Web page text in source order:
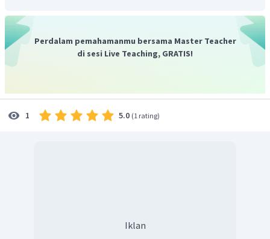
sehingga namanya menjadi metoksi dan akil yang lain
merupakan rantai induk karena memiliki rantai C sebanyak
4, serta memiliki gugus metil di atom karbon nomor 2.
Sehingga nama senyawanya adalah
2-metoksi 2-
Perdalam pemahamanmu bersama Master Teacher
di sesi Live Teaching, GRATIS!
1 5.0 (1 rating)
Iklan